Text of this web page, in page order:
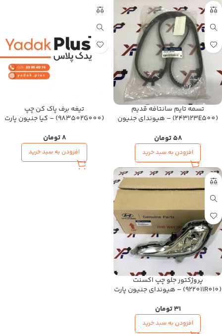
تسمه تایم سانتافه قدیم
(243123E500) – هیوندای جنیون
58 تومان
افزودن به سبد خرید
تیغه برف پاک کن چپ
(983502G000) – کیا جنیون پارت
8تومان
افزودن به سبد خرید
پروژکتور جلو چپ اکسنت
(922011R010) – هیوندای جنیون پارت
31تومان
افزودن به سبد خرید